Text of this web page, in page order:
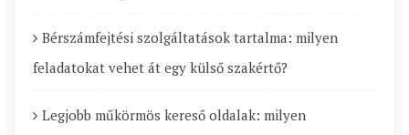
Bérszámfejtési szolgáltatások tartalma: milyen
feladatokat vehet át egy külső szakértő?
Legjobb műkörmös kereső oldalak: milyen